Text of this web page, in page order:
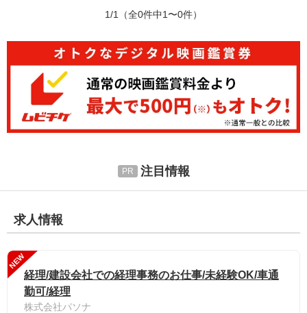
1/1 （全0件中1〜0件）
注目情報
求人情報
NEW
経理/建設会社での経理事務のお仕事/未経験OK/車通
勤可/経理
株式会社パソナ